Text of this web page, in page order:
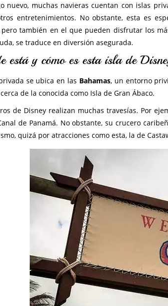
nuevo, muchas navieras cuentan con islas
entretenimientos. No obstante, esta es
pero también en el que pueden disfrutar los
se traduce en diversión asegurada.
está y cómo es esta isla de
se ubica en las Bahamas, un entorno
de la conocida como Isla de Gran Ábaco.
de Disney realizan muchas travesías. Por
de Panamá. No obstante, su crucero
quizá por atracciones como esta, la de